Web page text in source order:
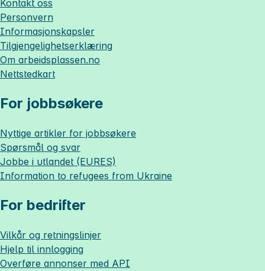
Kontakt oss
Personvern
Informasjonskapsler
Tilgjengelighetserklæring
Om arbeidsplassen.no
Nettstedkart
For jobbsøkere
Nyttige artikler for jobbsøkere
Spørsmål og svar
Jobbe i utlandet (EURES)
Information to refugees from Ukraine
For bedrifter
Vilkår og retningslinjer
Hjelp til innlogging
Overføre annonser med API